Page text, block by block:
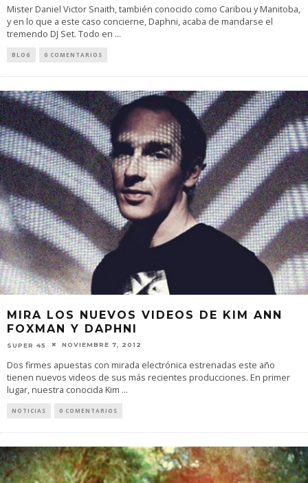
Mister Daniel Victor Snaith, también conocido como Caribou y Manitoba,
y en lo que a este caso concierne, Daphni, acaba de mandarse el
tremendo DJ Set. Todo en ...
BLOG 0 COMENTARIOS
MIRA LOS NUEVOS VIDEOS DE KIM ANN
FOXMAN Y DAPHNI
SUPER 45 NOVIEMBRE 7, 2012
Dos firmes apuestas con mirada electrónica estrenadas este año
tienen nuevos videos de sus más recientes producciones. En primer
lugar, nuestra conocida Kim ...
NOTICIAS 0 COMENTARIOS